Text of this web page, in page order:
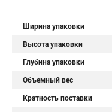
Ширина упаковки
Высота упаковки
Глубина упаковки
Объемный вес
Кратность поставки